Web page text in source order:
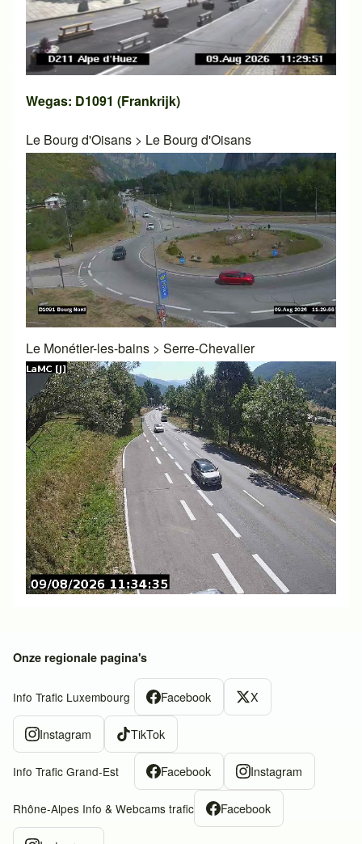
Wegas: D1091 (Frankrijk)
Le Bourg d'Oisans > Le Bourg d'Oisans
Le Monétier-les-bains > Serre-Chevalier
Onze regionale pagina's
Info Trafic Luxembourg Facebook X
Instagram TikTok
Info Trafic Grand-Est Facebook Instagram
Rhône-Alpes Info & Webcams trafic Facebook